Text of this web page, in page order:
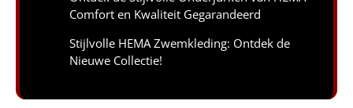
Comfort en Kwaliteit Gegarandeerd
Stijlvolle HEMA Zwemkleding: Ontdek de
Nieuwe Collectie!